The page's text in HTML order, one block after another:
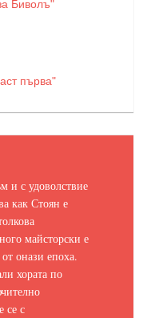
Биволъ"
първа"
и с удоволствие
как Стоян е
майсторски е
онази епоха.
хората по
се с